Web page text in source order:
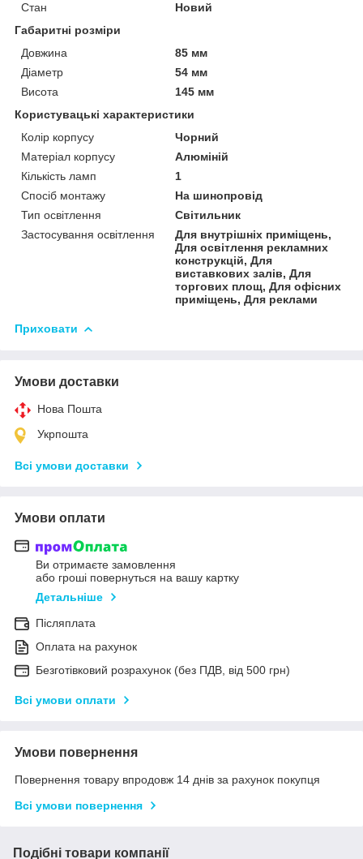
Стан
Новий
Габаритні розміри
Довжина
85 мм
Діаметр
54 мм
Висота
145 мм
Користувацькі характеристики
Колір корпусу
Чорний
Матеріал корпусу
Алюміній
Кількість ламп
1
Спосіб монтажу
На шинопровід
Тип освітлення
Світильник
Застосування освітлення
Для внутрішніх приміщень,
Для освітлення рекламних
конструкцій, Для
виставкових залів, Для
торгових площ, Для офісних
приміщень, Для реклами
Приховати
Умови доставки
Нова Пошта
Укрпошта
Всі умови доставки
Умови оплати
Ви отримаєте замовлення
або гроші повернуться на вашу картку
Детальніше
Післяплата
Оплата на рахунок
Безготівковий розрахунок (без ПДВ, від 500 грн)
Всі умови оплати
Умови повернення
Повернення товару впродовж 14 днів за рахунок покупця
Всі умови повернення
Подібні товари компанії